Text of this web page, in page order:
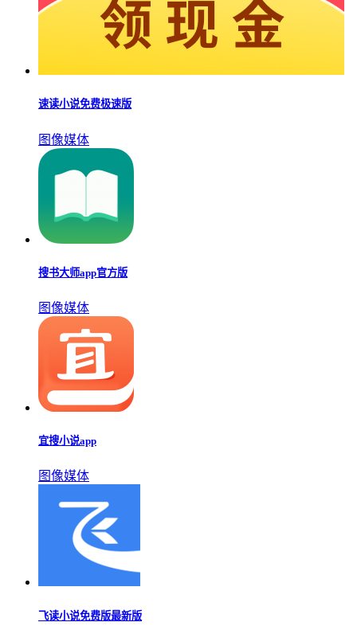
速读小说免费极速版
图像媒体
搜书大师app官方版
图像媒体
宜搜小说app
图像媒体
飞读小说免费版最新版